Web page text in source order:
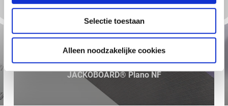
Selectie toestaan
Alleen noodzakelijke cookies
JACKOBOARD® Plano NF